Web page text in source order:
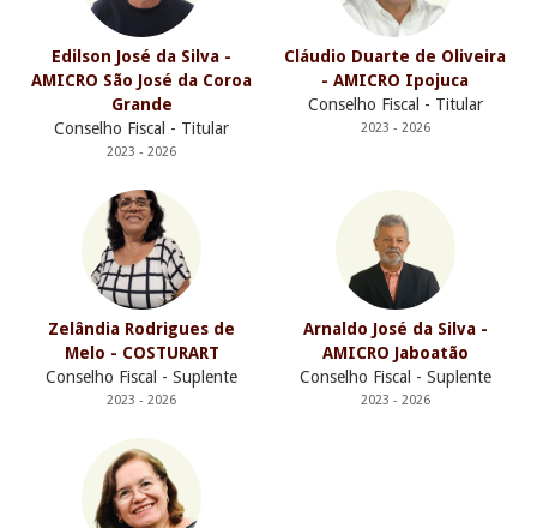
Edilson José da Silva -
AMICRO São José da Coroa
Grande
Conselho Fiscal - Titular
2023 - 2026
Cláudio Duarte de Oliveira
- AMICRO Ipojuca
Conselho Fiscal - Titular
2023 - 2026
Zelândia Rodrigues de
Melo - COSTURART
Conselho Fiscal - Suplente
2023 - 2026
Arnaldo José da Silva -
AMICRO Jaboatão
Conselho Fiscal - Suplente
2023 - 2026